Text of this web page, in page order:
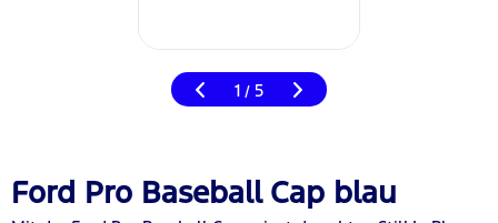
1 / 5
Ford Pro Baseball Cap blau